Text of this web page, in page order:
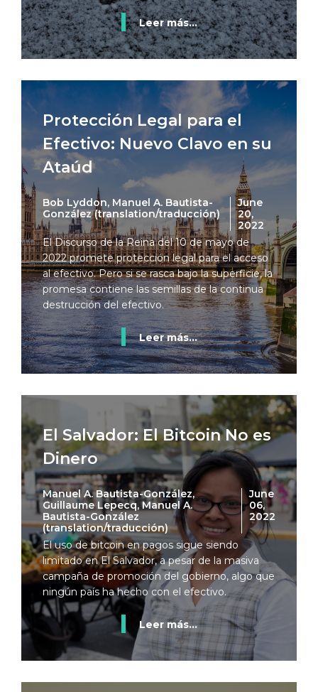
Leer más...
Protección Legal para el
Efectivo: Nuevo Clavo en su
Ataúd
Bob Lyddon, Manuel A. Bautista-
González (translation/traducción)
June
20,
2022
El Discurso de la Reina del 10 de mayo de
2022 promete protección legal para el acceso
al efectivo. Pero si se rasca bajo la superficie, la
promesa contiene las semillas de la continua
destrucción del efectivo.
Leer más...
El Salvador: El Bitcoin No es
Dinero
Manuel A. Bautista-González,
Guillaume Lepecq, Manuel A.
Bautista-González
(translation/traducción)
June
06,
2022
El uso de bitcoin en pagos sigue siendo
limitado en El Salvador, a pesar de la masiva
campaña de promoción del gobierno, algo que
ningún país ha hecho con el efectivo.
Leer más...